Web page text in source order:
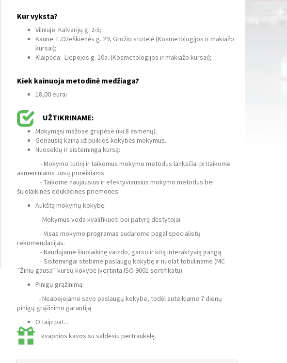
Kur vyksta?
Vilniuje: Kalvarijų g. 2-5;
Kaune: E.Ožeškienės g. 29, Grožio stotelė (Kosmetologijos ir makiažo
kursai);
Klaipėda: Liepojos g. 10a. (Kosmetologijos ir makiažo kursai);
Kiek kainuoja metodinė medžiaga?
18,00 eurai
UŽTIKRINAME:
Mokymąsi mažose grupėse (iki 8 asmenų).
Geriausią kainą už puikios kokybės mokymus.
Nuoseklų ir sistemingą kursą:
- Mokymo turinį ir taikomus mokymo metodus lanksčiai pritaikome
asmeniniams Jūsų poreikiams.
- Taikome naujausius ir efektyviausius mokymo metodus bei
šiuolaikines edukacines priemones.
Aukštą mokymų kokybę:
- Mokymus veda kvalifikuoti bei patyrę dėstytojai.
- Visas mokymo programas sudarome pagal specialistų
rekomendacijas.
- Naudojame šiuolaikinę vaizdo, garso ir kitą interaktyvią įrangą.
- Sistemingai stebime paslaugų kokybę ir nuolat tobuliname (MC
”Žinių gausa” kursų kokybė įvertinta ISO 9001 sertifikatu).
Pinigų grąžinimą:
- Neabejojame savo paslaugų kokybe, todėl suteikiame 7 dienų
pinigų grąžinimo garantiją.
O taip pat...
kvapnios kavos su saldėsiu pertraukėlę.